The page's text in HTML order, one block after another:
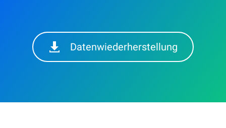
Datenwiederherstellung